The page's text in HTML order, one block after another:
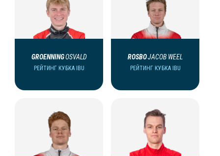
GROENNINGOSVALD
РЕЙТИНГ КУБКА IBU
ROSBOJACOB WEEL
РЕЙТИНГ КУБКА IBU